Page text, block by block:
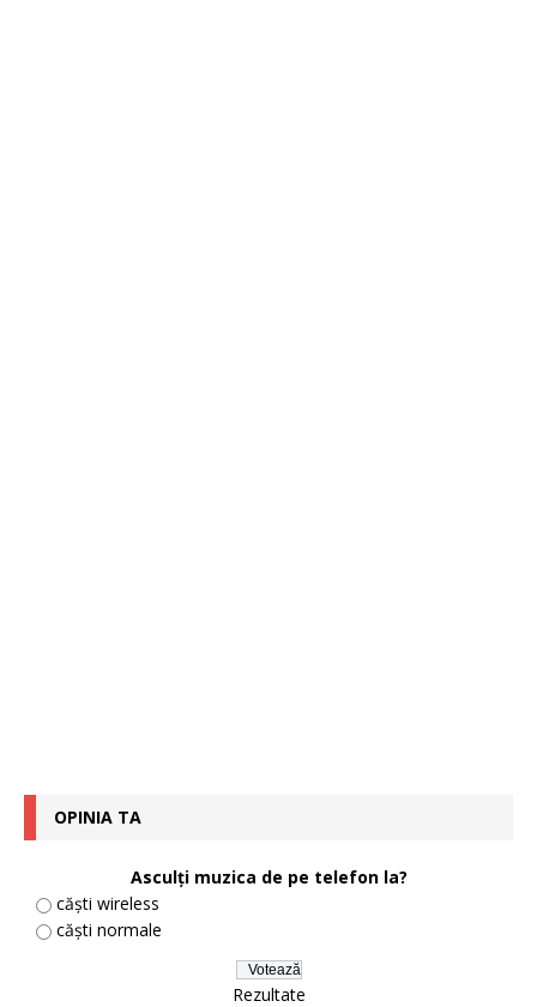
OPINIA TA
Asculți muzica de pe telefon la?
căști wireless
căști normale
Rezultate